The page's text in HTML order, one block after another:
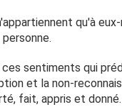
message ce jour et
envoyé un message
Réponse néant.
moi possède
qu'à
sentiments qui
et la non-
fait, appris et donné.